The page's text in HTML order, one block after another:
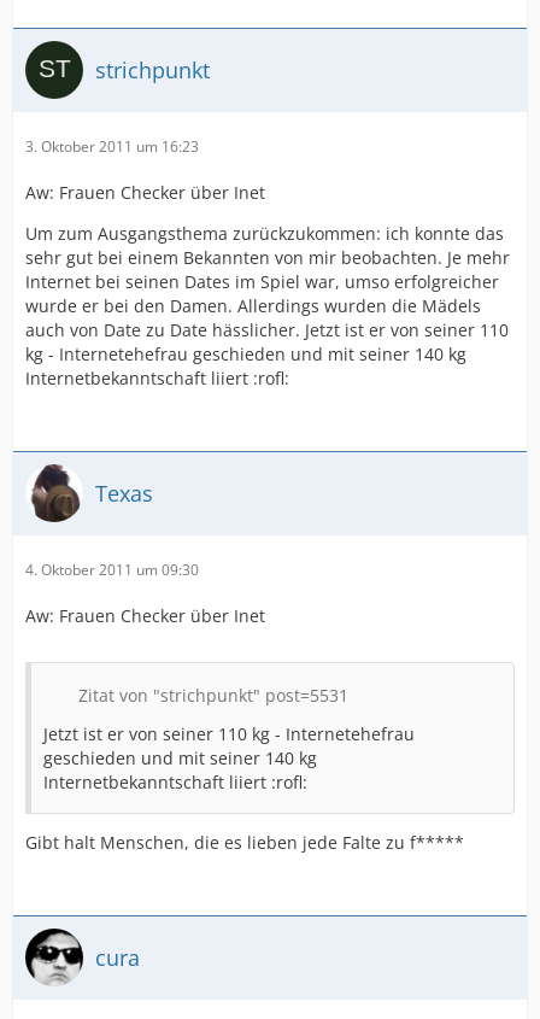
strichpunkt
3. Oktober 2011 um 16:23
Aw: Frauen Checker über Inet
Um zum Ausgangsthema zurückzukommen: ich konnte das
sehr gut bei einem Bekannten von mir beobachten. Je mehr
Internet bei seinen Dates im Spiel war, umso erfolgreicher
wurde er bei den Damen. Allerdings wurden die Mädels
auch von Date zu Date hässlicher. Jetzt ist er von seiner 110
kg - Internetehefrau geschieden und mit seiner 140 kg
Internetbekanntschaft liiert :rofl:
Texas
4. Oktober 2011 um 09:30
Aw: Frauen Checker über Inet
Zitat von "strichpunkt" post=5531
Jetzt ist er von seiner 110 kg - Internetehefrau
geschieden und mit seiner 140 kg
Internetbekanntschaft liiert :rofl:
Gibt halt Menschen, die es lieben jede Falte zu f*****
cura